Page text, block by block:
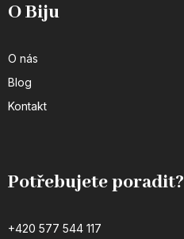
O Biju
O nás
Blog
Kontakt
Potřebujete poradit?
+420 577 544 117